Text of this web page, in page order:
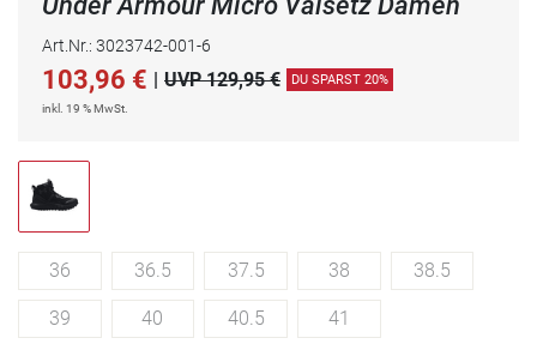
Art.Nr.: 3023742-001-6
103,96 € | UVP 129,95 € DU SPARST 20%
inkl. 19 % MwSt.
36 36.5 37.5 38 38.5
39 40 40.5 41